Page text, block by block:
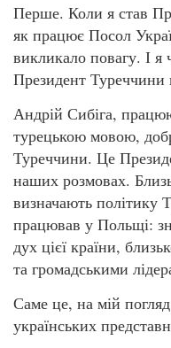
Перше. Коли я став
як працює Посол
викликало повагу. І я
Президент Туреччини
Андрій Сибіга,
турецькою мовою,
Туреччини. Це
наших розмовах.
визначають політику
працював у Польщі:
дух цієї країни,
та громадськими
Саме це, на мій
українських